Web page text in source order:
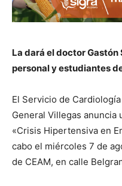
La dará el doctor
personal y estudiantes
El Servicio de
General Villegas anuncia
«Crisis Hipertensiva en
cabo el miércoles 7 de
de CEAM, en calle